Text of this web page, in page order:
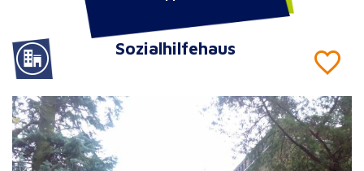
Sozialhilfehaus